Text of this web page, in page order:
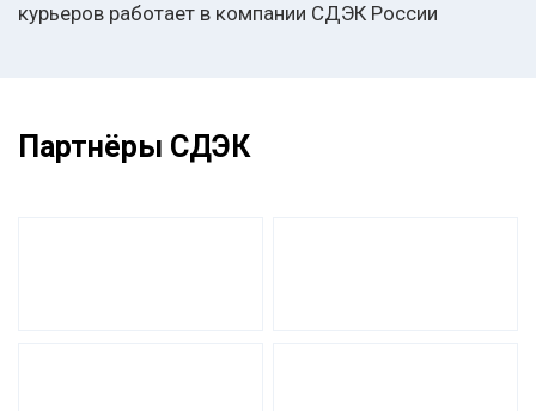
курьеров работает в компании СДЭК России
Партнёры СДЭК